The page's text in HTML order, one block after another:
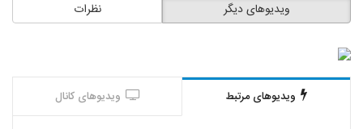
نظرات ویدیوهای دیگر
ویدیوهای مرتبط ویدیوهای کانال